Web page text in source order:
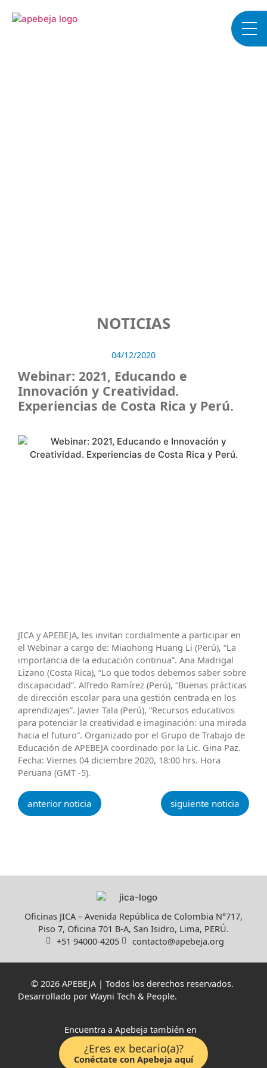
¿Eres ex becario(a)?
Conéctate con Apebeja aquí
NOTICIAS
04/12/2020
Webinar: 2021, Educando e
Innovación y Creatividad.
Experiencias de Costa Rica y Perú.
JICA y APEBEJA, les invitan cordialmente a participar en
el Webinar a cargo de: Miaohong Huang Li (Perú), “La
importancia de la educación continua”. Ana Madrigal
Lizano (Costa Rica), “Lo que todos debemos saber sobre
discapacidad”. Alfredo Ramírez (Perú), “Buenas prácticas
de dirección escolar para una gestión centrada en los
aprendizajes”. Javier Tala (Perú), “Recursos educativos
para potenciar la creatividad e imaginación: una mirada
hacia el futuro”. Organizado por el Grupo de Trabajo de
Educación de APEBEJA coordinado por la Lic. Gina Paz.
Fecha: Viernes 04 diciembre 2020, 18:00 hrs. Hora
Peruana (GMT -5).
anterior noticia siguiente noticia
Oficinas JICA – Avenida República de Colombia N°717,
Piso 7, Oficina 701 B-A, San Isidro, Lima, PERÚ.
+51 94000-4205
contacto@apebeja.org
© 2026 APEBEJA | Todos los derechos reservados.
Desarrollado por Wayni Tech & People.
Encuentra a Apebeja también en